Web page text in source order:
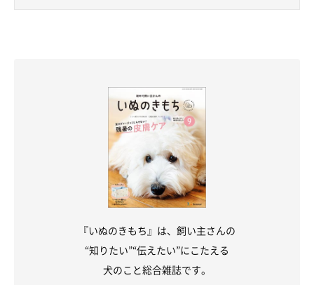
『いぬのきもち』は、飼い主さんの
“知りたい”“伝えたい”にこたえる
犬のこと総合雑誌です。